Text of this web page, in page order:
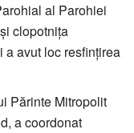
al Parohiei
clopotnița
a avut loc resfințirea
Părinte Mitropolit
a coordonat